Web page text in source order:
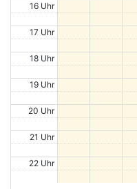
16 Uhr
17 Uhr
18 Uhr
19 Uhr
20 Uhr
21 Uhr
22 Uhr